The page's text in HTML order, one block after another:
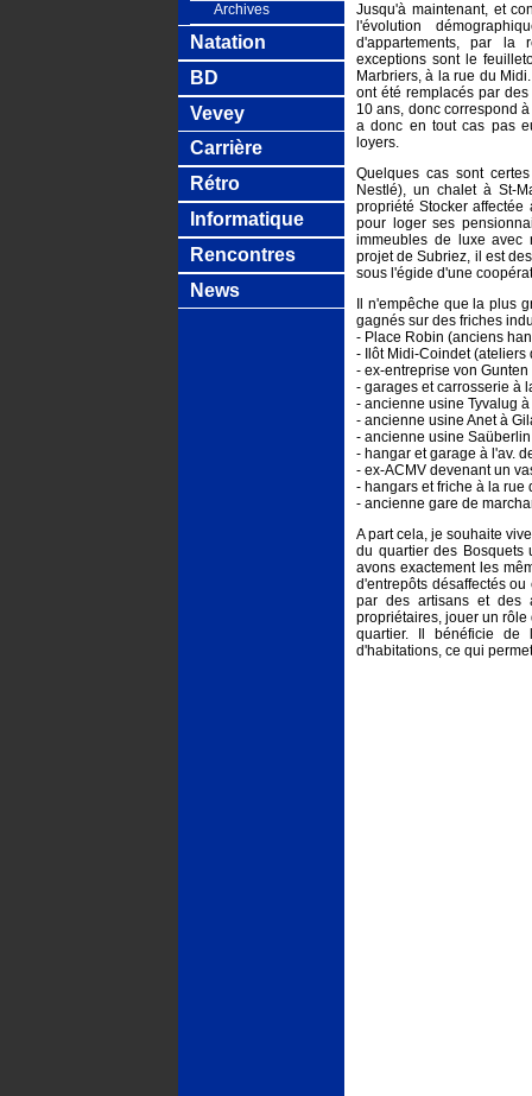
Archives
Natation
BD
Vevey
Carrière
Rétro
Informatique
Rencontres
News
Jusqu'à maintenant, et
l'évolution
d'appartements, par la
exceptions sont le
Marbriers, à la rue du
ont été remplacés par
10 ans, donc correspond
a donc en tout cas pas
loyers.
Quelques cas sont
Nestlé), un chalet à St-
propriété Stocker
pour loger ses
immeubles de luxe avec
projet de Subriez, il est
sous l'égide d'une
Il n'empêche que la plus
gagnés sur des friches
- Place Robin (anciens
- Ilôt Midi-Coindet (ateliers
- ex-entreprise von
- garages et carrosserie à
- ancienne usine Tyvalug
- ancienne usine Anet à
- ancienne usine
- hangar et garage à l'av.
- ex-ACMV devenant un
- hangars et friche à la rue
- ancienne gare de
A part cela, je souhaite
du quartier des Bosquets
avons exactement les
d'entrepôts désaffectés
par des artisans et des
propriétaires, jouer un
quartier. Il bénéficie
d'habitations, ce qui